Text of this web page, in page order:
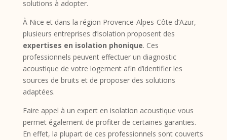
solutions à adopter.
À Nice et dans la région Provence-Alpes-Côte d’Azur,
plusieurs entreprises d’isolation proposent des
expertises en isolation phonique. Ces
professionnels peuvent effectuer un diagnostic
acoustique de votre logement afin d’identifier les
sources de bruits et de proposer des solutions
adaptées.
Faire appel à un expert en isolation acoustique vous
permet également de profiter de certaines garanties.
En effet, la plupart de ces professionnels sont couverts